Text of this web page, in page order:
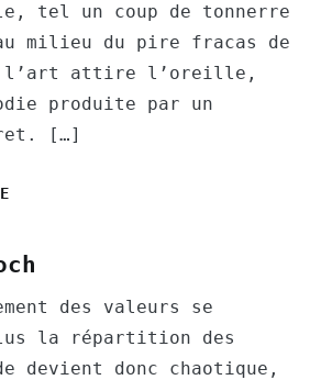
tel un coup de tonnerre
milieu du pire fracas de
l’art attire l’oreille,
produite par un
[…]
des valeurs se
la répartition des
devient donc chaotique,